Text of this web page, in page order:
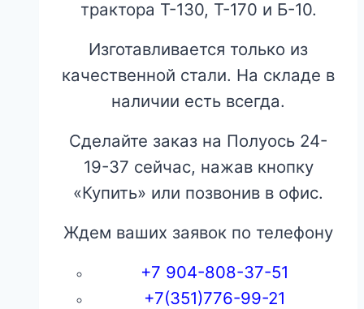
трактора Т-130, Т-170 и Б-10.
Изготавливается только из
качественной стали. На складе в
наличии есть всегда.
Сделайте заказ на Полуось 24-
19-37 сейчас, нажав кнопку
«Купить» или позвонив в офис.
Ждем ваших заявок по телефону
+7 904-808-37-51
+7(351)776-99-21